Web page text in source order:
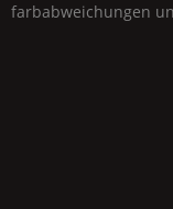
farbabweichungen